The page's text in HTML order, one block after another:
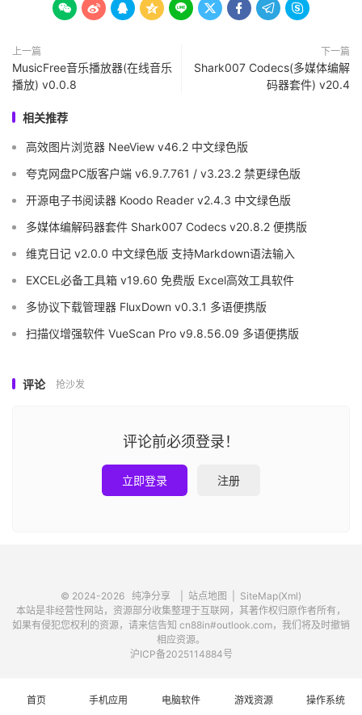
        
上一篇
MusicFree音乐播放器(在线音乐
播放) v0.0.8
下一篇
Shark007 Codecs(多媒体编解
码器套件) v20.4
相关推荐
高效图片浏览器 NeeView v46.2 中文绿色版
夸克网盘PC版客户端 v6.9.7.761 / v3.23.2 禁更绿色版
开源电子书阅读器 Koodo Reader v2.4.3 中文绿色版
多媒体编解码器套件 Shark007 Codecs v20.8.2 便携版
维克日记 v2.0.0 中文绿色版 支持Markdown语法输入
EXCEL必备工具箱 v19.60 免费版 Excel高效工具软件
多协议下载管理器 FluxDown v0.3.1 多语便携版
扫描仪增强软件 VueScan Pro v9.8.56.09 多语便携版
评论 抢沙发
评论前必须登录！
立即登录 注册
© 2024-2026 纯净分享 站点地图
SiteMap(Xml)
本站是非经营性网站，资源部分收集整理于互联网，其著作权归原作者所有，
如果有侵犯您权利的资源，请来信告知 cn88in#outlook.com，我们将及时撤销
相应资源。
沪ICP备2025114884号
首页 手机应用 电脑软件 游戏资源 操作系统